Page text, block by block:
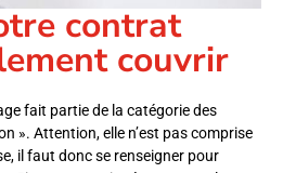
contrat
couvrir
fait partie de la catégorie des
». Attention, elle n’est pas comprise
il faut donc se renseigner pour